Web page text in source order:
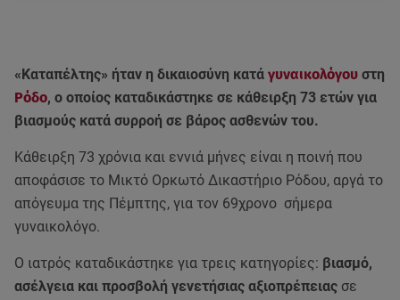
«Καταπέλτης» ήταν η δικαιοσύνη κατά γυναικολόγου στη
Ρόδο, o οποίος καταδικάστηκε σε κάθειρξη 73 ετών για
βιασμούς κατά συρροή σε βάρος ασθενών του.
Κάθειρξη 73 χρόνια και εννιά μήνες είναι η ποινή που
αποφάσισε το Μικτό Ορκωτό Δικαστήριο Ρόδου, αργά το
απόγευμα της Πέμπτης, για τον 69χρονο σήμερα
γυναικολόγο.
Ο ιατρός καταδικάστηκε για τρεις κατηγορίες: βιασμό,
ασέλγεια και προσβολή γενετήσιας αξιοπρέπειας σε